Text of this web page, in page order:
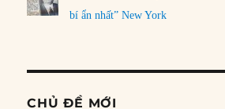
bí ẩn nhất” New York
CHỦ ĐỀ MỚI